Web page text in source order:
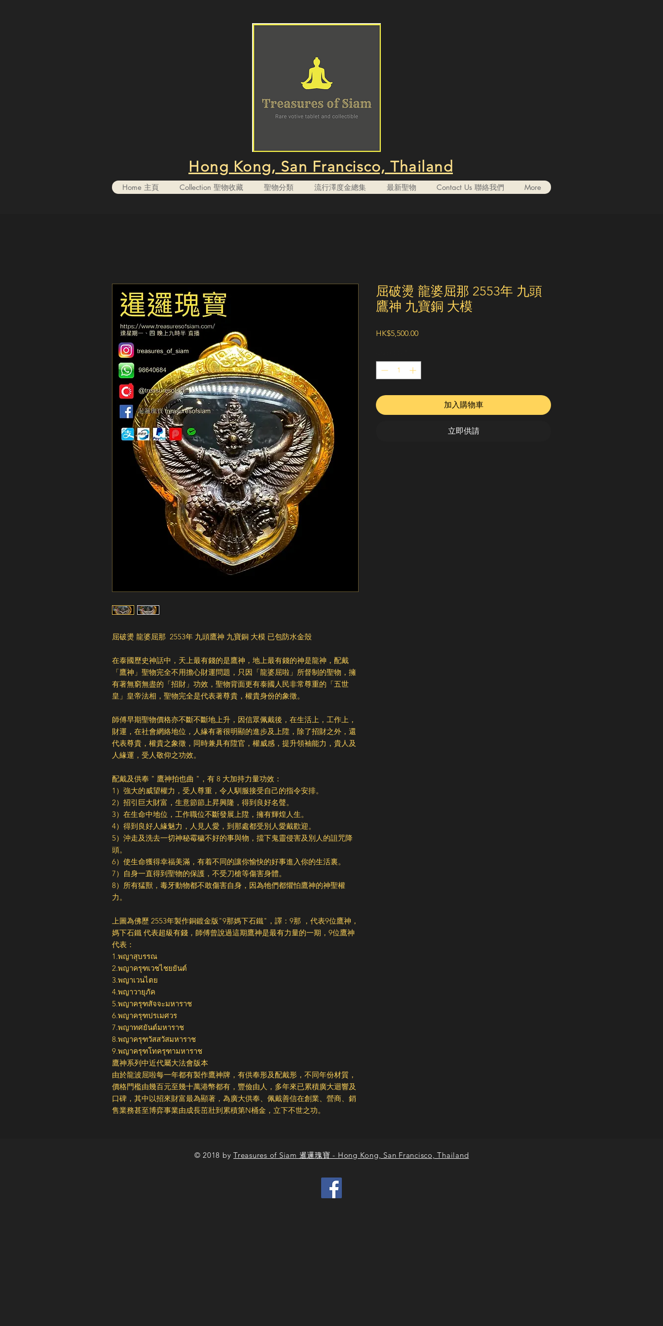
Hong Kong, San Francisco, Thailand
Home 主頁 Collection 聖物收藏 聖物分類 流行澤度金總集 最新聖物 Contact Us 聯絡我們 More
屈破燙 龍婆屈那 2553年 九頭鷹神 九寶銅 大模 已包防水金殼
在泰國歷史神話中，天上最有錢的是鷹神，地上最有錢的神是龍神，配戴
「鷹神」聖物完全不用擔心財運問題，只因「龍婆屈啦」所督制的聖物，擁
有著無窮無盡的「招財」功效，聖物背面更有泰國人民非常尊重的「五世
皇」皇帝法相，聖物完全是代表著尊貴，權貴身份的象徵。
師傅早期聖物價格亦不斷不斷地上升，因信眾佩戴後，在生活上，工作上，
財運，在社會網絡地位，人緣有著很明顯的進步及上陞，除了招財之外，還
代表尊貴，權貴之象徵，同時兼具有陞官，權威感，提升領袖能力，貴人及
人緣運，受人敬仰之功效。
配戴及供奉 " 鷹神拍也曲 "，有 8 大加持力量功效：
1）強大的威望權力，受人尊重，令人馴服接受自己的指令安排。
2）招引巨大財富，生意節節上昇興隆，得到良好名聲。
3）在生命中地位，工作職位不斷發展上陞，擁有輝煌人生。
4）得到良好人緣魅力，人見人愛，到那處都受別人愛戴歡迎。
5）沖走及洗去一切神秘霉穢不好的事與物，擋下鬼靈侵害及別人的詛咒降
頭。
6）使生命獲得幸福美滿，有着不同的讓你愉快的好事進入你的生活裏。
7）自身一直得到聖物的保護，不受刀槍等傷害身體。
8）所有猛獸，毒牙動物都不敢傷害自身，因為牠們都懼怕鷹神的神聖權
力。
上圖為佛​歷 2553年製作銅鍍金版"9那媽下石鐵"，譯：9那 ，代表9位鷹神，
媽下石鐵 代表超級有錢，師傅曾說過這期鷹神是最有力量的一期，9位鷹神
代表：
1.พญาสุบรรณ
2.พญาครุฑเวชไชยยันต์
3.พญาเวนไตย
4.พญาวายุภัค
5.พญาครุฑสัจจะมหาราช
6.พญาครุฑปรเมศวร
7.พญาทศยันต์มหาราช
8.พญาครุฑวัสสวัสมหาราช
9.พญาครุฑโทครุฑามหาราช
鷹神系列中近代屬大法會版本
由於龍波屈啦每一年都有製作鷹神牌，有供奉形及配戴形，不同年份材質，
價格門檻由幾百元至幾十萬港幣都有，豐儉由人，多年來已累積廣大迴響及
口碑，其中以招來財富最為顯著，為廣大供奉、佩戴善信在創業、營商、銷
售業務甚至博弈事業由成長茁壯到累積第N桶金，立下不世之功。
屈破燙 龍婆屈那 2553年 九頭
鷹神 九寶銅 大模
HK$5,500.00Price
加入購物車
立即供請
© 2018 by Treasures of Siam 暹邏瑰寶 - Hong Kong, San Francisco, Thailand